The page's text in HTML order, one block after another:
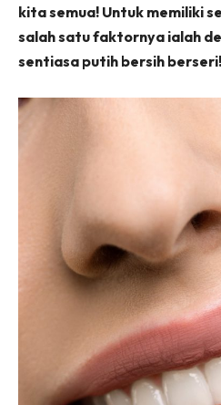
kita semua! Untuk memiliki
salah satu faktornya ialah
sentiasa putih bersih berseri!